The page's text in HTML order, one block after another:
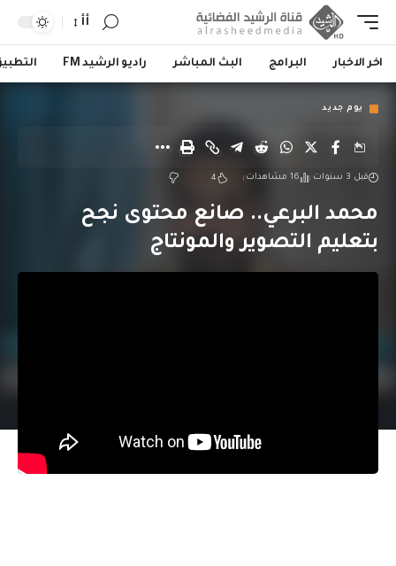
أأ
اخر الاخبار البرامج البث المباشر راديو الرشيد FM
يوم جديد
قبل 3 سنوات 16 مشاهدات 4
محمد البرعي.. صانع محتوى نجح
بتعليم التصوير والمونتاج